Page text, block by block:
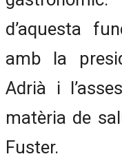
d’aquesta
amb la
Adrià i
matèria de
Fuster.